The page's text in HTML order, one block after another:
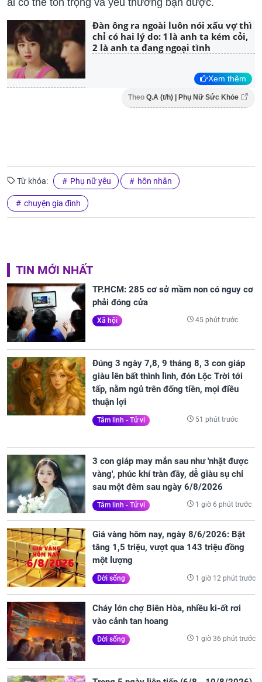
Đàn ông ra ngoài luôn nói xấu vợ thì
chỉ có hai lý do: 1 là anh ta kém cỏi,
2 là anh ta đang ngoại tình
Xem thêm
Theo Q.A (t/h) | Phụ Nữ Sức Khỏe
Từ khóa: Phụ nữ yêu hôn nhân
chuyện gia đình
TIN MỚI NHẤT
TP.HCM: 285 cơ sở mầm non có nguy cơ
phải đóng cửa
Xã hội 45 phút trước
Đúng 3 ngày 7,8, 9 tháng 8, 3 con giáp
giàu lên bất thình lình, đón Lộc Trời tới
tấp, nằm ngủ trên đống tiền, mọi điều
thuận lợi
Tâm linh - Tử vi 51 phút trước
3 con giáp may mắn sau như 'nhặt được
vàng', phúc khí tràn đầy, dễ giàu sụ chỉ
sau một đêm sau ngày 6/8/2026
Tâm linh - Tử vi 1 giờ 6 phút trước
Giá vàng hôm nay, ngày 8/6/2026: Bật
tăng 1,5 triệu, vượt qua 143 triệu đồng
một lượng
Đời sống 1 giờ 12 phút trước
Cháy lớn chợ Biên Hòa, nhiều ki-ốt rơi
vào cảnh tan hoang
Đời sống 1 giờ 36 phút trước